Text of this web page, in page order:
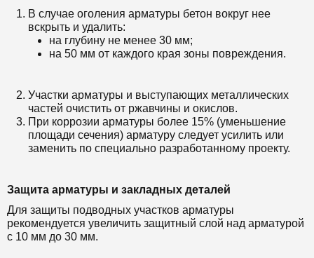
В случае оголения арматуры бетон вокруг нее
вскрыть и удалить:
на глубину не менее 30 мм;
на 50 мм от каждого края зоны повреждения.
Участки арматуры и выступающих металлических
частей очистить от ржавчины и окислов.
При коррозии арматуры более 15% (уменьшение
площади сечения) арматуру следует усилить или
заменить по специально разработанному проекту.
Защита арматуры и закладных деталей
Для защиты подводных участков арматуры
рекомендуется увеличить защитный слой над арматурой
с 10 мм до 30 мм.